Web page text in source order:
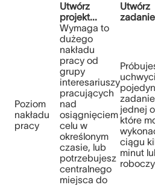
Utwórz
projekt...
Utwórz
Poziom
nakładu
pracy
Wymaga to
dużego
nakładu
pracy od
grupy
interesariuszy
pracujących
nad
osiągnięciem
celu w
określonym
czasie, lub
potrzebujesz
centralnego
miejsca do
jednej
które
ciągu
minut